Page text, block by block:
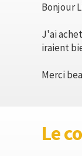
Bonjour
J'ai
iraient
Merci
Le